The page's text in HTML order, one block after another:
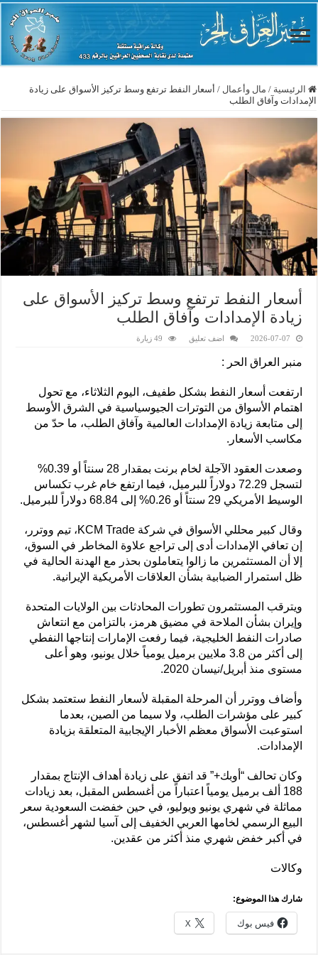
الرئيسية / مال وأعمال / أسعار النفط ترتفع وسط تركيز الأسواق على زيادة
الإمدادات وآفاق الطلب
أسعار النفط ترتفع وسط تركيز الأسواق على
زيادة الإمدادات وآفاق الطلب
2026-07-07 اضف تعليق 49 زيارة
منبر العراق الحر :
ارتفعت أسعار النفط بشكل طفيف، اليوم الثلاثاء، مع تحول
اهتمام الأسواق من التوترات الجيوسياسية في الشرق الأوسط
إلى متابعة زيادة الإمدادات العالمية وآفاق الطلب، ما حدّ من
مكاسب الأسعار.
وصعدت العقود الآجلة لخام برنت بمقدار 28 سنتاً أو 0.39%
لتسجل 72.29 دولاراً للبرميل، فيما ارتفع خام غرب تكساس
الوسيط الأمريكي 29 سنتاً أو 0.26% إلى 68.84 دولاراً للبرميل.
وقال كبير محللي الأسواق في شركة KCM Trade، تيم ووترر،
إن تعافي الإمدادات أدى إلى تراجع علاوة المخاطر في السوق،
إلا أن المستثمرين ما زالوا يتعاملون بحذر مع الهدنة الحالية في
ظل استمرار الضبابية بشأن العلاقات الأمريكية الإيرانية.
ويترقب المستثمرون تطورات المحادثات بين الولايات المتحدة
وإيران بشأن الملاحة في مضيق هرمز، بالتزامن مع انتعاش
صادرات النفط الخليجية، فيما رفعت الإمارات إنتاجها النفطي
إلى أكثر من 3.8 ملايين برميل يومياً خلال يونيو، وهو أعلى
مستوى منذ أبريل/نيسان 2020.
وأضاف ووترر أن المرحلة المقبلة لأسعار النفط ستعتمد بشكل
كبير على مؤشرات الطلب، ولا سيما من الصين، بعدما
استوعبت الأسواق معظم الأخبار الإيجابية المتعلقة بزيادة
الإمدادات.
وكان تحالف “أوبك+” قد اتفق على زيادة أهداف الإنتاج بمقدار
188 ألف برميل يومياً اعتباراً من أغسطس المقبل، بعد زيادات
مماثلة في شهري يونيو ويوليو، في حين خفضت السعودية سعر
البيع الرسمي لخامها العربي الخفيف إلى آسيا لشهر أغسطس،
في أكبر خفض شهري منذ أكثر من عقدين.
وكالات
شارك هذا الموضوع:
فيس بوك X